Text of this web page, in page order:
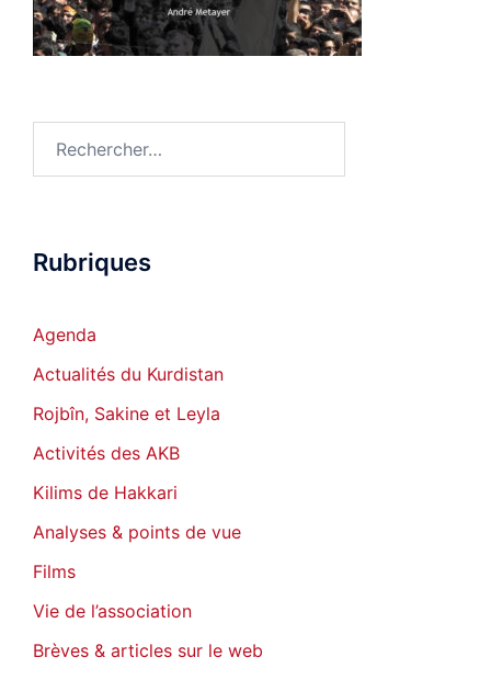
Rubriques
Agenda
Actualités du Kurdistan
Rojbîn, Sakine et Leyla
Activités des AKB
Kilims de Hakkari
Analyses & points de vue
Films
Vie de l’association
Brèves & articles sur le web